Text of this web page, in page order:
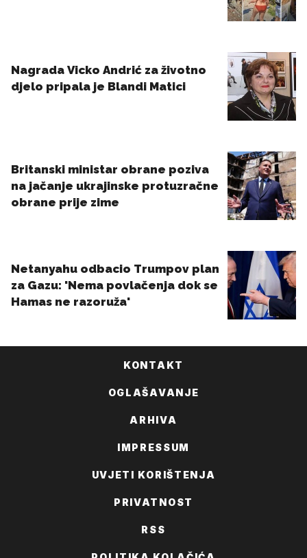
KONTAKT
OGLAŠAVANJE
ARHIVA
IMPRESSUM
UVJETI KORIŠTENJA
PRIVATNOST
RSS